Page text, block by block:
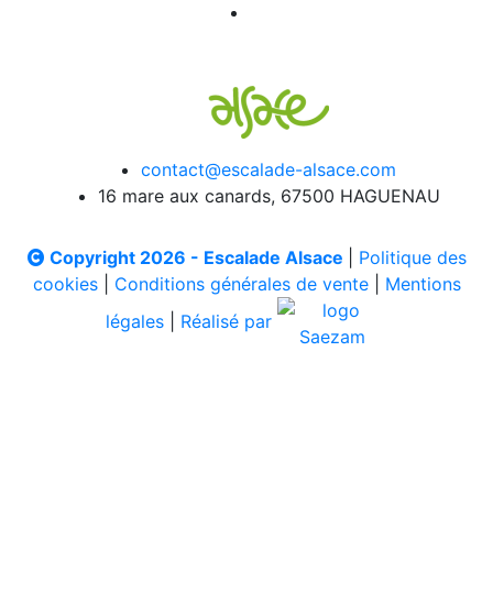
contact@escalade-alsace.com
16 mare aux canards, 67500 HAGUENAU
Copyright 2026 - Escalade Alsace
Politique des
cookies| Conditions générales de vente| Mentions
légales
Réalisé par